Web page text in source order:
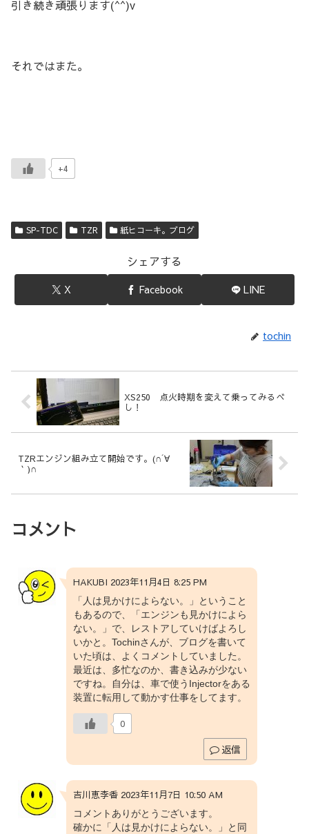
引き続き頑張ります(^^)v
それではまた。
+4
SP-TDC TZR 紙ヒコーキ。ブログ
シェアする
X Facebook LINE
tochin
XS250 点火時期を変えて乗ってみるべ
し！
TZRエンジン組み立て開始です。(∩´∀
｀)∩
コメント
HAKUBI 2023年11月4日 8:25 PM
「人は見かけによらない。」ということ
もあるので、「エンジンも見かけによら
ない。」で、レストアしていけばよろし
いかと。Tochinさんが、ブログを書いて
いた頃は、よくコメントしていました。
最近は、多忙なのか、書き込みが少ない
ですね。自分は、車で使うInjectorをある
装置に転用して動かす仕事をしてます。
0
返信
吉川恵李香 2023年11月7日 10:50 AM
コメントありがとうございます。
確かに「人は見かけによらない。」と同